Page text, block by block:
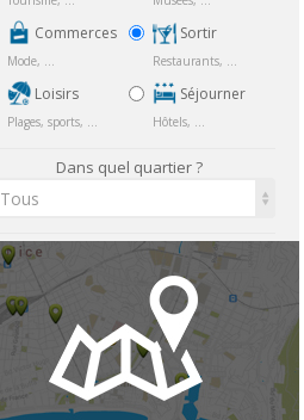
Commerces
Mode, ...
Loisirs
Plages, sports, ...
Sortir
Restaurants, ...
Séjourner
Hôtels, ...
Dans quel quartier ?
Tous